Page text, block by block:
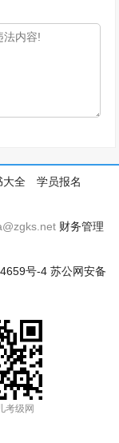
大全
学员报名
财务管理
号-4 苏公网安备
考级网